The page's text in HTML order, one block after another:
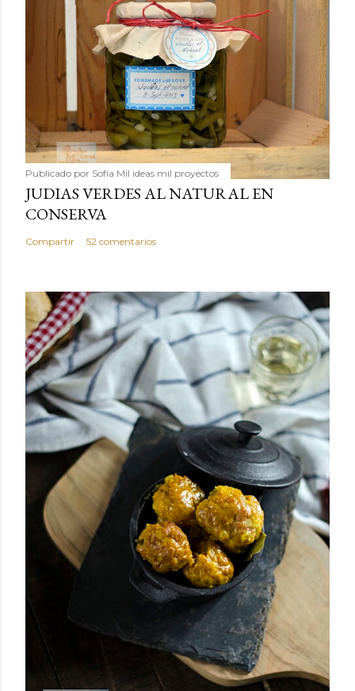
Publicado por Sofía Mil ideas mil proyectos
JUDIAS VERDES AL NATURAL EN
CONSERVA
Compartir 52 comentarios